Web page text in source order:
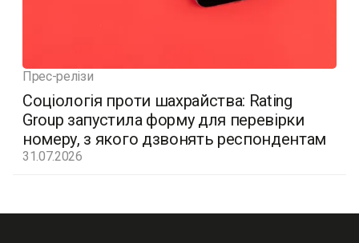
Прес-релізи
Соціологія проти шахрайства: Rating
Group запустила форму для перевірки
номеру, з якого дзвонять респондентам
31.07.2026